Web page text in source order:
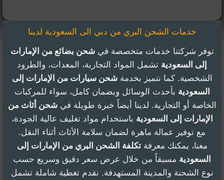
خدمات الشحن البري من دبي الى السعودية لدينا
توفر شركتنا خدمات متخصصة فيشحن بضائع من الإمارات
إلى السعودية تشمل المواد التجارية، المعدات، والطرود
الشخصية. كما نتميز بخدمةشحن سيارات من الإمارات إلى
السعودية بأحدث الوسائل وبضمان كامل، سواء للمركبات
الخاصة أو التجارية. لدينا أيضاً خبرة طويلة فيشحن أثاث من
الإمارات إلى السعودية باستخدام مواد تغليف عالية الجودة،
مع توفير عمالة ماهرة لضمان سلامة الأثاث أثناء النقل.
معنا، يمكنك معرفةتكلفة الشحن البري من الإمارات إلى
السعودية مسبقاً من خلال عرض سعر دقيق وسريع حسب
نوع الشحنة والمدينة المستهدفة. نقدم تغطية شاملة تشمل